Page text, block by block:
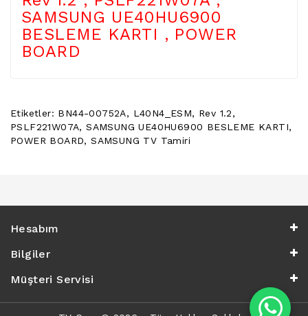
TV
POWER
BUTTON
ON
TV
REMOTE
YEDEK
PANEL
SAMSUNG UE40HU6900
BESLEME KARTI , POWER
BOARD
Etiketler: BN44-00752A, L40N4_ESM, Rev 1.2,
PSLF221W07A,SAMSUNG UE40HU6900 BESLEME KARTI,
POWER BOARD,SAMSUNG TV Tamiri
Hesabım
Bilgiler
Müşteri Servisi